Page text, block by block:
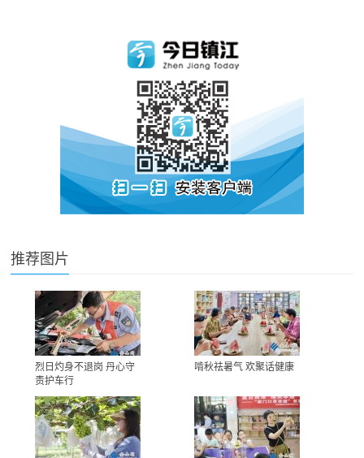
推荐图片
烈日灼身不退岗 丹心守
责护车行
啃秋祛暑气 欢聚话健康